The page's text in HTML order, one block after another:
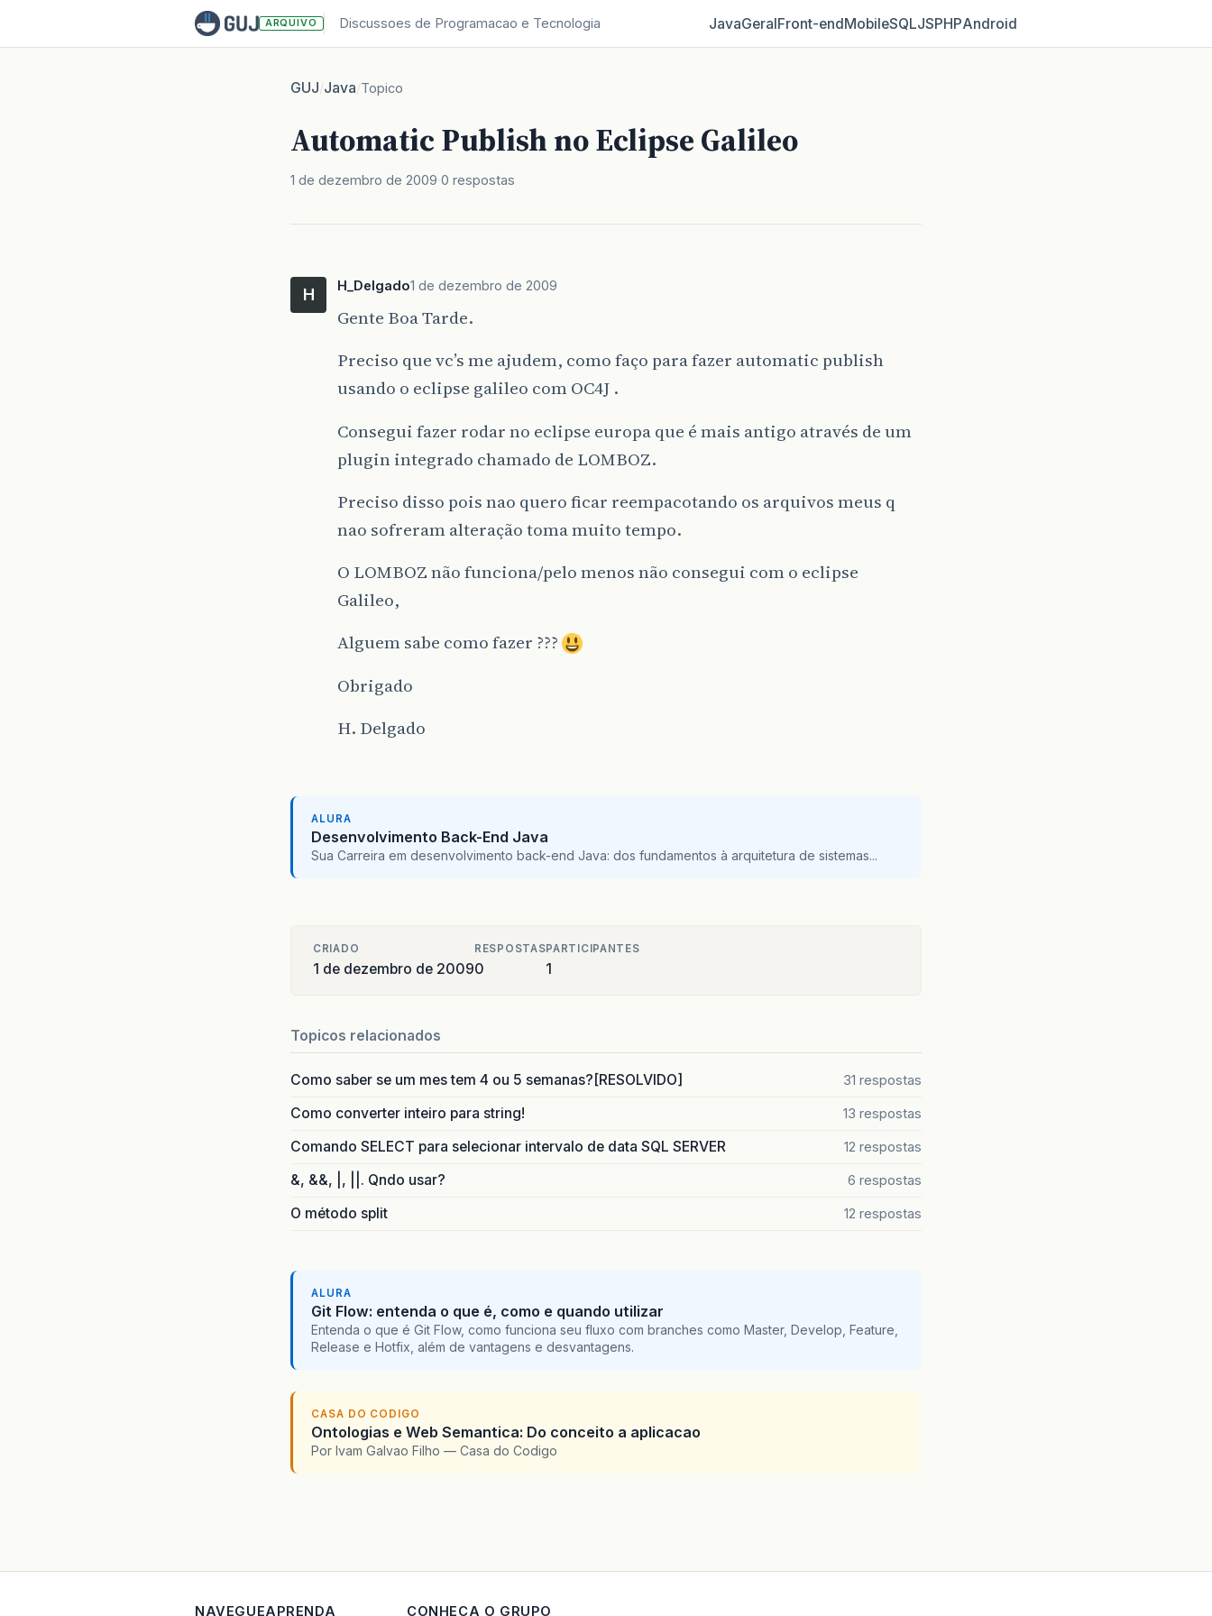
ARQUIVO Discussoes de Programacao e Tecnologia JavaGeralFront‑endMobileSQLJSPHPAndroid
GUJ/Java/Topico
Automatic Publish no Eclipse Galileo
1 de dezembro de 2009 0 respostas
H H_Delgado1 de dezembro de 2009
Gente Boa Tarde.
Preciso que vc’s me ajudem, como faço para fazer automatic publish
usando o eclipse galileo com OC4J .
Consegui fazer rodar no eclipse europa que é mais antigo através de um
plugin integrado chamado de LOMBOZ.
Preciso disso pois nao quero ficar reempacotando os arquivos meus q
nao sofreram alteração toma muito tempo.
O LOMBOZ não funciona/pelo menos não consegui com o eclipse
Galileo,
Alguem sabe como fazer ???
Obrigado
H. Delgado
ALURA
Desenvolvimento Back-End Java
Sua Carreira em desenvolvimento back-end Java: dos fundamentos à arquitetura de sistemas...
CRIADO
1 de dezembro de 2009
RESPOSTAS
0
PARTICIPANTES
1
Topicos relacionados
Como saber se um mes tem 4 ou 5 semanas?[RESOLVIDO] 31 respostas
Como converter inteiro para string! 13 respostas
Comando SELECT para selecionar intervalo de data SQL SERVER 12 respostas
&, &&, |, ||. Qndo usar? 6 respostas
O método split 12 respostas
ALURA
Git Flow: entenda o que é, como e quando utilizar
Entenda o que é Git Flow, como funciona seu fluxo com branches como Master, Develop, Feature,
Release e Hotfix, além de vantagens e desvantagens.
CASA DO CODIGO
Ontologias e Web Semantica: Do conceito a aplicacao
Por Ivam Galvao Filho — Casa do Codigo
NAVEGUEAPRENDA CONHECA O GRUPO